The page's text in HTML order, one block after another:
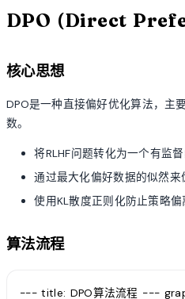
DPO (Direct
核心思想
DPO是一种直接偏好优化算法，主
数。
将RLHF问题转化为一个有监
通过最大化偏好数据的似然来
使用KL散度正则化防止策略
算法流程
--- title: DPO算法流程 ---